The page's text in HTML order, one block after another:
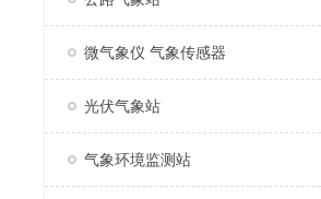
微气象仪 气象传感器
光伏气象站
气象环境监测站